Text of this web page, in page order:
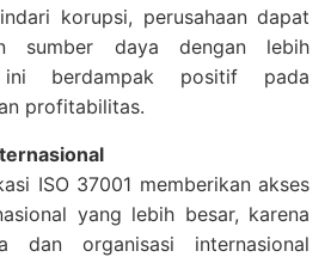
korupsi, perusahaan dapat
sumber daya dengan lebih
berdampak positif pada
profitabilitas.
ISO 37001 memberikan akses
yang lebih besar, karena
dan organisasi internasional